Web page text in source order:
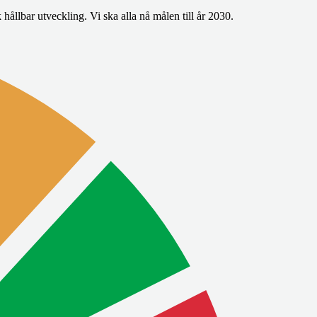
utveckling. Vi ska alla nå målen till år 2030.